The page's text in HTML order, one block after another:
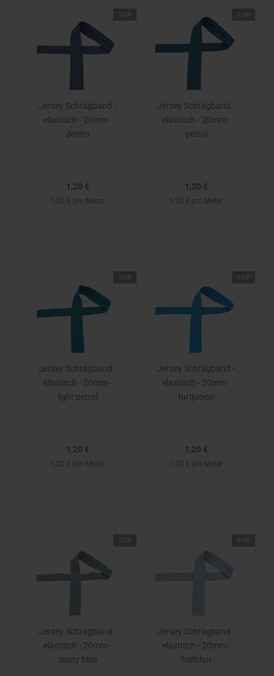
Jersey Schrägband -
elastisch - 20mm -
denim
1,20 €
1,20 € pro Meter
Jersey Schrägband -
elastisch - 20mm -
petrol
1,20 €
1,20 € pro Meter
Jersey Schrägband -
elastisch - 20mm -
light petrol
1,20 €
1,20 € pro Meter
Jersey Schrägband -
elastisch - 20mm -
turquoise
1,20 €
1,20 € pro Meter
Jersey Schrägband -
elastisch - 20mm -
dusty blue
Jersey Schrägband -
elastisch - 20mm -
hellblau